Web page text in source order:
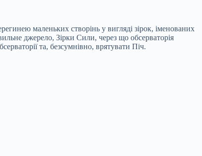
маленьких створінь у вигляді зірок, іменованих
джерело, Зірки Сили, через що обсерваторія
та, безсумнівно, врятувати Піч.